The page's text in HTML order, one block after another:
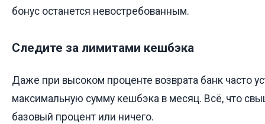
бонус останется невостребованным.
Следите за лимитами кешбэка
Даже при высоком проценте возврата банк часто
максимальную сумму кешбэка в месяц. Всё, что
базовый процент или ничего.